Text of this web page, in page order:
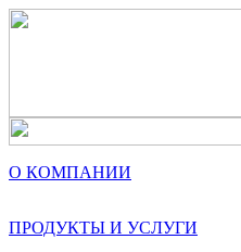
О КОМПАНИИ
ПРОДУКТЫ И УСЛУГИ